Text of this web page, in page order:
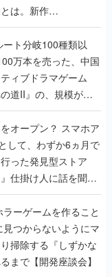
は。新作
』で初タッグを組
訊く開発秘話
ト分岐100種類以
万本を売った、中国
ィブドラマゲーム
道II』の、規模が違
ーサーに聞いた
ン？ スマホア
して、わずか6ヵ月で
った発見型ストア
仕掛け人に話を聞い
ラーゲームを作ること
掃除する『しずかな
まで【開発座談会】